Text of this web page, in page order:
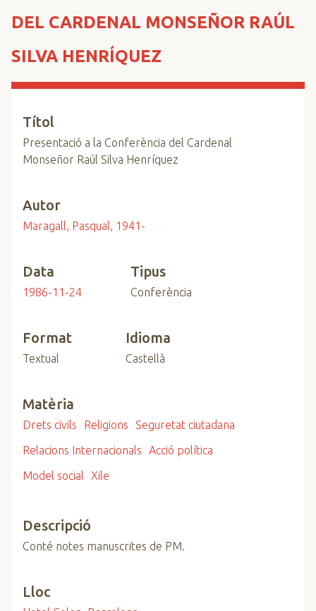
DEL CARDENAL MONSEÑOR RAÚL
SILVA HENRÍQUEZ
Títol
Presentació a la Conferència del Cardenal
Monseñor Raúl Silva Henríquez
Autor
Maragall, Pasqual, 1941-
Data
1986-11-24
Tipus
Conferència
Format
Textual
Idioma
Castellà
Matèria
Drets civils Religions
Seguretat ciutadana
Relacions Internacionals
Acció política
Model social
Xile
Descripció
Conté notes manuscrites de PM.
Lloc